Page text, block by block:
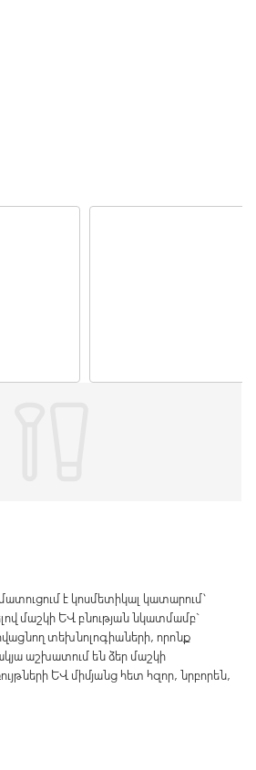
է կոսմետիկալ կատարում՝
մաշկի և բնության նկատմամբ`
տեխնոլոգիաների, որոնք
աշխատում են ձեր մաշկի
և միմյանց հետ հզոր, նրբորեն,